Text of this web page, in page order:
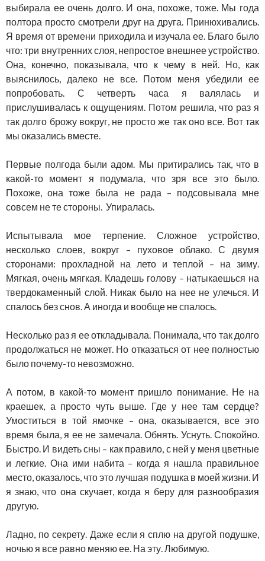
выбирала ее очень долго. И она, похоже, тоже. Мы года
полтора просто смотрели друг на друга. Принюхивались.
Я время от времени приходила и изучала ее. Благо было
что: три внутренних слоя, непростое внешнее устройство.
Она, конечно, показывала, что к чему в ней. Но, как
выяснилось, далеко не все. Потом меня убедили ее
попробовать. С четверть часа я валялась и
прислушивалась к ощущениям. Потом решила, что раз я
так долго брожу вокруг, не просто же так оно все. Вот так
мы оказались вместе.
Первые полгода были адом. Мы притирались так, что в
какой-то момент я подумала, что зря все это было.
Похоже, она тоже была не рада – подсовывала мне
совсем не те стороны. Упиралась.
Испытывала мое терпение. Сложное устройство,
несколько слоев, вокруг – пуховое облако. С двумя
сторонами: прохладной на лето и теплой – на зиму.
Мягкая, очень мягкая. Кладешь голову – натыкаешься на
твердокаменный слой. Никак было на нее не улечься. И
спалось без снов. А иногда и вообще не спалось.
Несколько раз я ее откладывала. Понимала, что так долго
продолжаться не может. Но отказаться от нее полностью
было почему-то невозможно.
А потом, в какой-то момент пришло понимание. Не на
краешек, а просто чуть выше. Где у нее там сердце?
Умоститься в той ямочке – она, оказывается, все это
время была, я ее не замечала. Обнять. Уснуть. Спокойно.
Быстро. И видеть сны – как правило, с ней у меня цветные
и легкие. Она ими набита – когда я нашла правильное
место, оказалось, что это лучшая подушка в моей жизни. И
я знаю, что она скучает, когда я беру для разнообразия
другую.
Ладно, по секрету. Даже если я сплю на другой подушке,
ночью я все равно меняю ее. На эту. Любимую.